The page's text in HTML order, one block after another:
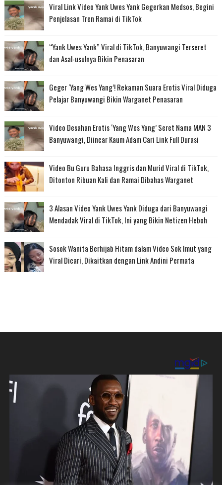
Viral Link Video Yank Uwes Yank Gegerkan Medsos, Begini
Penjelasan Tren Ramai di TikTok
“Yank Uwes Yank” Viral di TikTok, Banyuwangi Terseret
dan Asal-usulnya Bikin Penasaran
Geger ‘Yang Wes Yang’! Rekaman Suara Erotis Viral Diduga
Pelajar Banyuwangi Bikin Warganet Penasaran
Video Desahan Erotis ‘Yang Wes Yang’ Seret Nama MAN 3
Banyuwangi, Diincar Kaum Adam Cari Link Full Durasi
Video Bu Guru Bahasa Inggris dan Murid Viral di TikTok,
Ditonton Ribuan Kali dan Ramai Dibahas Warganet
3 Alasan Video Yank Uwes Yank Diduga dari Banyuwangi
Mendadak Viral di TikTok, Ini yang Bikin Netizen Heboh
Sosok Wanita Berhijab Hitam dalam Video Sok Imut yang
Viral Dicari, Dikaitkan dengan Link Andini Permata